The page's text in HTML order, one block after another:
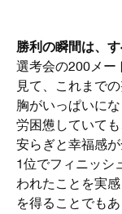
勝利の瞬間は、
選考会の200メー
見て、これまで
胸がいっぱいに
労困憊していて
安らぎと幸福感
1位でフィニッシ
われたことを実
を得ることでもあ